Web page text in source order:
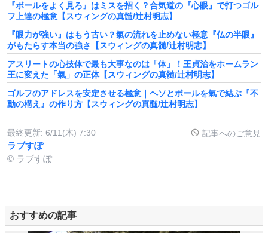
『ボールをよく見ろ』はミスを招く？合気道の『心眼』で打つゴル
フ上達の極意【スウィングの真髄/辻村明志】
『眼力が強い』はもう古い？氣の流れを止めない極意『仏の半眼』
がもたらす本当の強さ【スウィングの真髄/辻村明志】
アスリートの心技体で最も大事なのは「体」！王貞治をホームラン
王に変えた「氣」の正体【スウィングの真髄/辻村明志】
ゴルフのアドレスを安定させる極意｜ヘソとボールを氣で結ぶ『不
動の構え』の作り方【スウィングの真髄/辻村明志】
最終更新: 6/11(木) 7:30 記事へのご意見
ラブすぽ
© ラブすぽ
おすすめの記事